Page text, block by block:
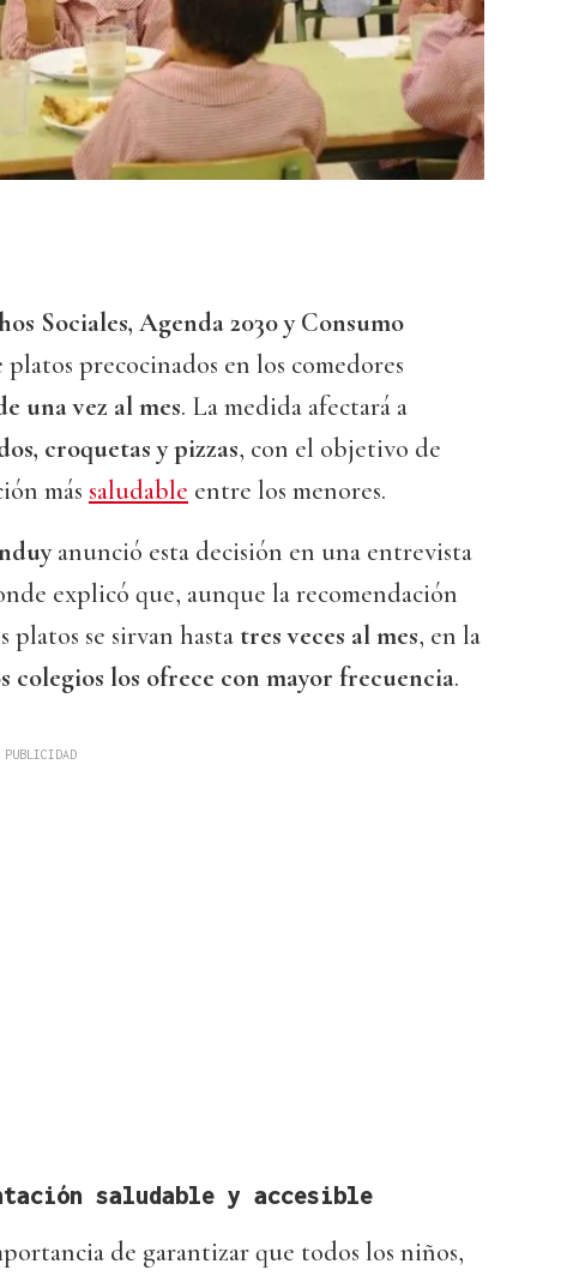
Sociales, Agenda 2030 y Consumo
precocinados en los comedores
una vez al mes. La medida afectará a
croquetas y pizzas, con el objetivo de
más saludable entre los menores.
anunció esta decisión en una entrevista
explicó que, aunque la recomendación
platos se sirvan hasta tres veces al mes, en la
colegios los ofrece con mayor frecuencia.
saludable y accesible
de garantizar que todos los niños,